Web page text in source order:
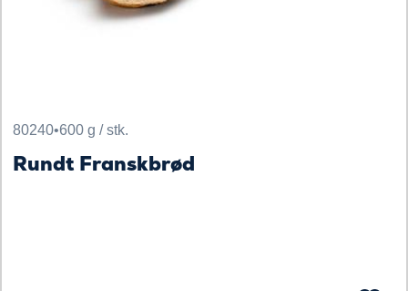
80240•600 g / stk.
Rundt Franskbrød